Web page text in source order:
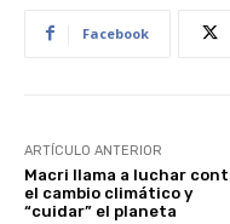
Facebook
ARTÍCULO ANTERIOR
Macri llama a luchar
el cambio climático y
“cuidar” el planeta